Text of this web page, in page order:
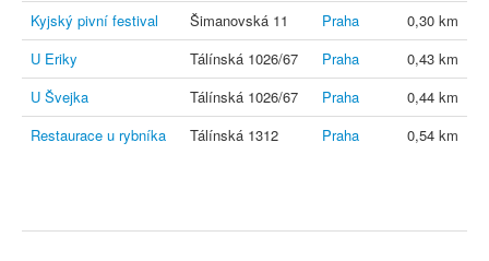
Kyjský pivní festival
Šimanovská 11 Praha
0,30 km
U Eriky
Tálínská 1026/67 Praha
0,43 km
U Švejka
Tálínská 1026/67 Praha
0,44 km
Restaurace u rybníka
Tálínská 1312 Praha 0,54 km